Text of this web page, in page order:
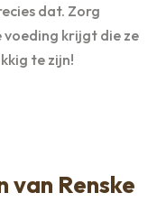
dat. Zorg
krijgt die ze
te zijn!
van Renske